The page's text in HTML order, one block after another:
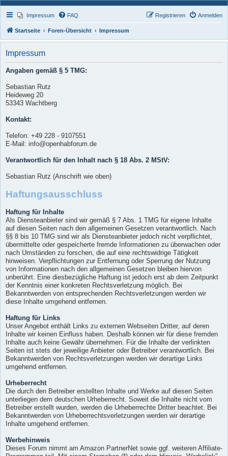
Impressum FAQ Anmelden
Registrieren
Startseite Foren-Übersicht Impressum
Impressum
Angaben gemäß § 5 TMG:
Sebastian Rutz
Heideweg 20
53343 Wachtberg
Kontakt:
Telefon: +49 228 - 9107551
E-Mail: info@openhabforum.de
Verantwortlich für den Inhalt nach § 18 Abs. 2 MStV:
Sebastian Rutz (Anschrift wie oben)
Haftungsausschluss
Haftung für Inhalte
Als Diensteanbieter sind wir gemäß § 7 Abs. 1 TMG für eigene Inhalte
auf diesen Seiten nach den allgemeinen Gesetzen verantwortlich. Nach
§§ 8 bis 10 TMG sind wir als Diensteanbieter jedoch nicht verpflichtet,
übermittelte oder gespeicherte fremde Informationen zu überwachen oder
nach Umständen zu forschen, die auf eine rechtswidrige Tätigkeit
hinweisen. Verpflichtungen zur Entfernung oder Sperrung der Nutzung
von Informationen nach den allgemeinen Gesetzen bleiben hiervon
unberührt. Eine diesbezügliche Haftung ist jedoch erst ab dem Zeitpunkt
der Kenntnis einer konkreten Rechtsverletzung möglich. Bei
Bekanntwerden von entsprechenden Rechtsverletzungen werden wir
diese Inhalte umgehend entfernen.
Haftung für Links
Unser Angebot enthält Links zu externen Webseiten Dritter, auf deren
Inhalte wir keinen Einfluss haben. Deshalb können wir für diese fremden
Inhalte auch keine Gewähr übernehmen. Für die Inhalte der verlinkten
Seiten ist stets der jeweilige Anbieter oder Betreiber verantwortlich. Bei
Bekanntwerden von Rechtsverletzungen werden wir derartige Links
umgehend entfernen.
Urheberrecht
Die durch den Betreiber erstellten Inhalte und Werke auf diesen Seiten
unterliegen dem deutschen Urheberrecht. Soweit die Inhalte nicht vom
Betreiber erstellt wurden, werden die Urheberrechte Dritter beachtet. Bei
Bekanntwerden von Urheberrechtsverletzungen werden wir derartige
Inhalte umgehend entfernen.
Werbehinweis
Dieses Forum nimmt am Amazon PartnerNet sowie ggf. weiteren Affiliate-